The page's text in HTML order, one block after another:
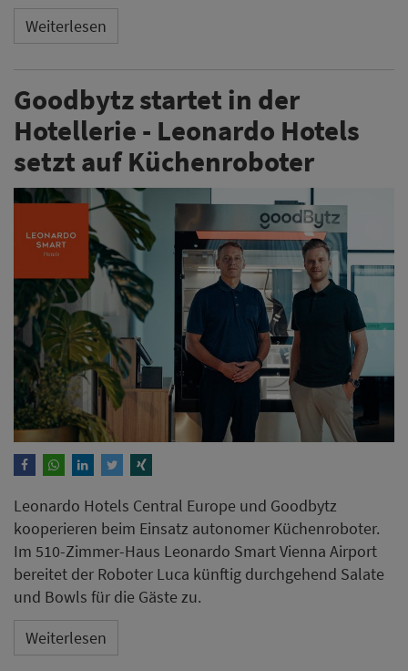
Weiterlesen
Goodbytz startet in der
Hotellerie - Leonardo Hotels
setzt auf Küchenroboter
Leonardo Hotels Central Europe und Goodbytz
kooperieren beim Einsatz autonomer Küchenroboter.
Im 510-Zimmer-Haus Leonardo Smart Vienna Airport
bereitet der Roboter Luca künftig durchgehend Salate
und Bowls für die Gäste zu.
Weiterlesen